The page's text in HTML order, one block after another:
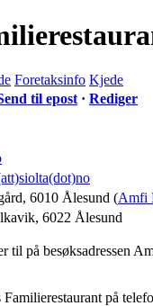
Foretaksinfo Kjede
til epost · Rediger
, 6010 Ålesund (Amfi
, 6022 Ålesund
til på besøksadressen
på